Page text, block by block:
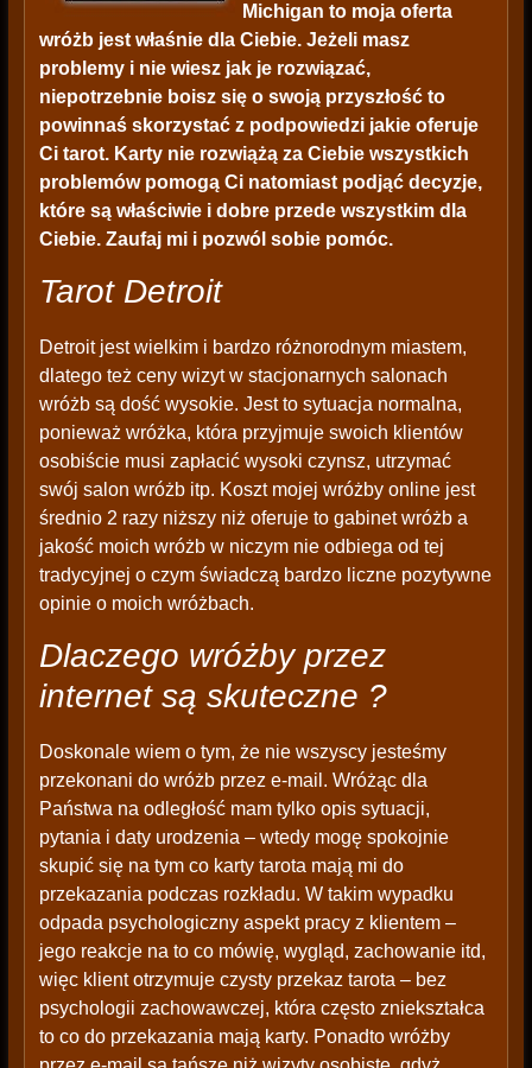
Michigan to moja oferta
wróżb jest właśnie dla Ciebie. Jeżeli masz
problemy i nie wiesz jak je rozwiązać,
niepotrzebnie boisz się o swoją przyszłość to
powinnaś skorzystać z podpowiedzi jakie oferuje
Ci tarot. Karty nie rozwiążą za Ciebie wszystkich
problemów pomogą Ci natomiast podjąć decyzje,
które są właściwie i dobre przede wszystkim dla
Ciebie. Zaufaj mi i pozwól sobie pomóc.
Tarot Detroit
Detroit jest wielkim i bardzo różnorodnym miastem,
dlatego też ceny wizyt w stacjonarnych salonach
wróżb są dość wysokie. Jest to sytuacja normalna,
ponieważ wróżka, która przyjmuje swoich klientów
osobiście musi zapłacić wysoki czynsz, utrzymać
swój salon wróżb itp. Koszt mojej wróżby online jest
średnio 2 razy niższy niż oferuje to gabinet wróżb a
jakość moich wróżb w niczym nie odbiega od tej
tradycyjnej o czym świadczą bardzo liczne pozytywne
opinie o moich wróżbach.
Dlaczego wróżby przez
internet są skuteczne ?
Doskonale wiem o tym, że nie wszyscy jesteśmy
przekonani do wróżb przez e-mail. Wróżąc dla
Państwa na odległość mam tylko opis sytuacji,
pytania i daty urodzenia – wtedy mogę spokojnie
skupić się na tym co karty tarota mają mi do
przekazania podczas rozkładu. W takim wypadku
odpada psychologiczny aspekt pracy z klientem –
jego reakcje na to co mówię, wygląd, zachowanie itd,
więc klient otrzymuje czysty przekaz tarota – bez
psychologii zachowawczej, która często zniekształca
to co do przekazania mają karty. Ponadto wróżby